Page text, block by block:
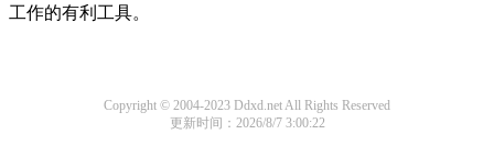
工作的有利工具。
Copyright © 2004-2023 Ddxd.net All Rights Reserved
更新时间：2026/8/7 3:00:22